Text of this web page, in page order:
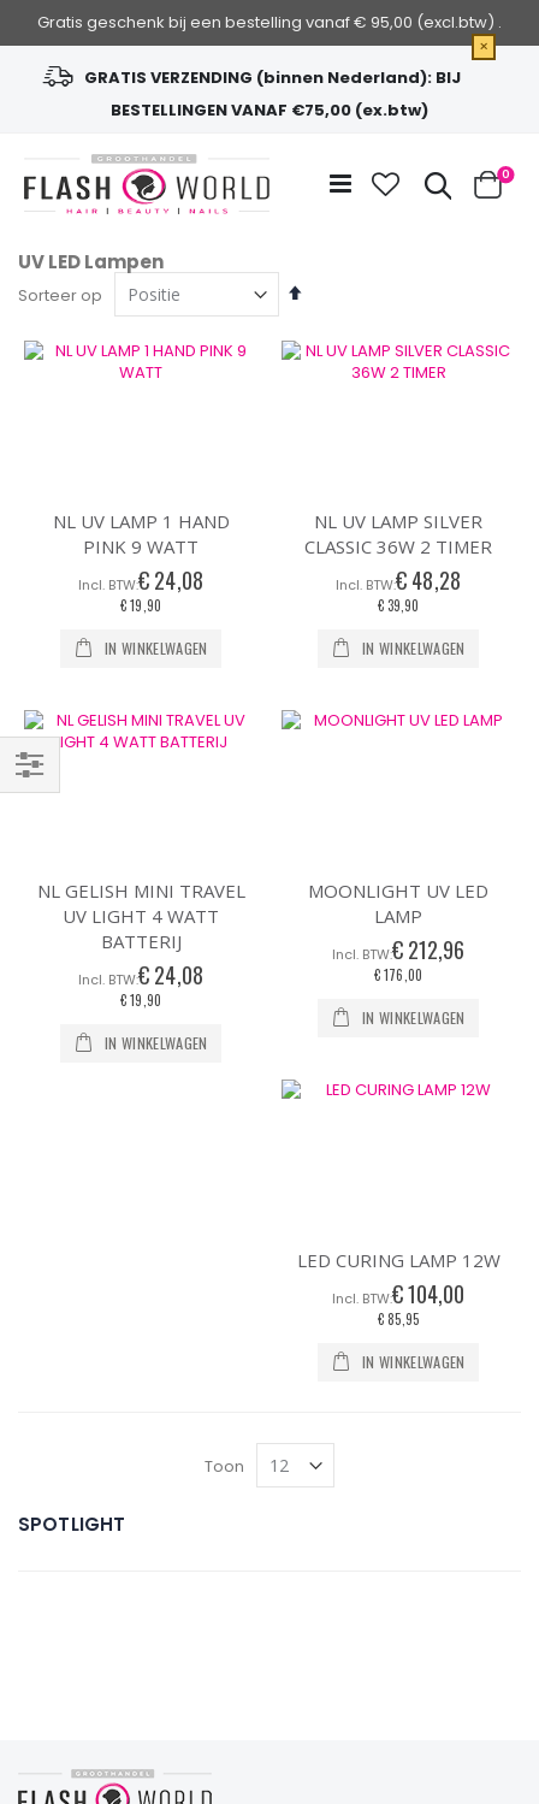
Gratis geschenk bij een bestelling vanaf € 95,00 (excl.btw) .
×
GRATIS VERZENDING (binnen Nederland): BIJ
BESTELLINGEN VANAF €75,00 (ex.btw)
de
inhoud
Zoek
Cart
0
UV LED Lampen
Sorteer op
Van
laag
sorteren
NL UV LAMP 1 HAND
PINK 9 WATT
€ 24,08
€ 19,90
IN WINKELWAGEN
NL UV LAMP SILVER
CLASSIC 36W 2 TIMER
€ 48,28
€ 39,90
IN WINKELWAGEN
NL GELISH MINI TRAVEL
UV LIGHT 4 WATT
BATTERIJ
€ 24,08
€ 19,90
IN WINKELWAGEN
MOONLIGHT UV LED
LAMP
€ 212,96
€ 176,00
IN WINKELWAGEN
LED CURING LAMP 12W
€ 104,00
€ 85,95
IN WINKELWAGEN
Toon
Filteren
SPOTLIGHT